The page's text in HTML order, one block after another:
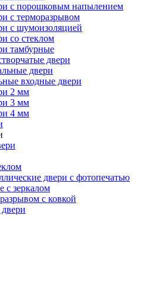
с порошковым напылением
с терморазрывом
с шумоизоляцией
со стеклом
тамбурные
двери
двери
входные двери
2 мм
3 мм
4 мм
двери с фотопечатью
с зеркалом
с ковкой